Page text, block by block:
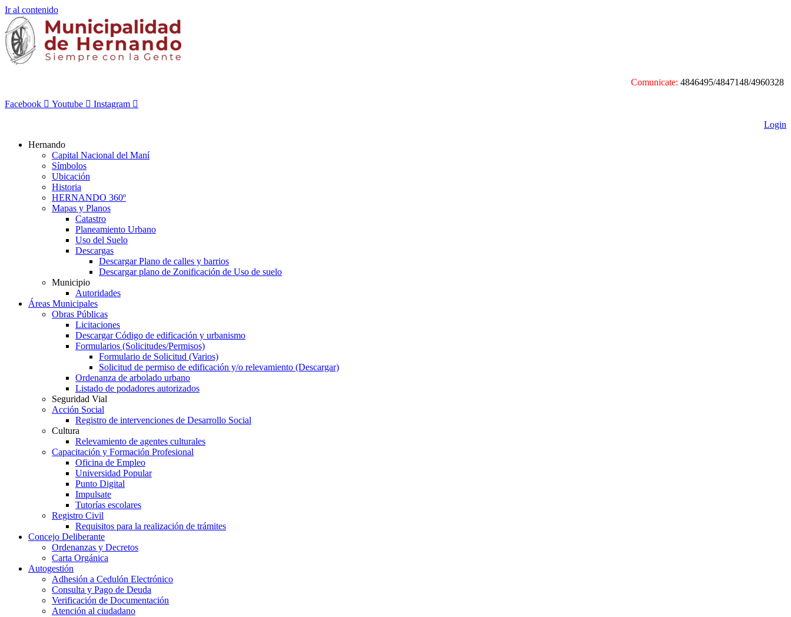
Ir al contenido
Comunicate: 4846495/4847148/4960328
Facebook Youtube Instagram
Login
Hernando
Capital Nacional del Maní
Símbolos
Ubicación
Historia
HERNANDO 360º
Mapas y Planos
Catastro
Planeamiento Urbano
Uso del Suelo
Descargas
Descargar Plano de calles y barrios
Descargar plano de Zonificación de Uso de suelo
Municipio
Autoridades
Áreas Municipales
Obras Públicas
Licitaciones
Descargar Código de edificación y urbanismo
Formularios (Solicitudes/Permisos)
Formulario de Solicitud (Varios)
Solicitud de permiso de edificación y/o relevamiento (Descargar)
Ordenanza de arbolado urbano
Listado de podadores autorizados
Seguridad Vial
Acción Social
Registro de intervenciones de Desarrollo Social
Cultura
Relevamiento de agentes culturales
Capacitación y Formación Profesional
Oficina de Empleo
Universidad Popular
Punto Digital
Impulsate
Tutorías escolares
Registro Civil
Requisitos para la realización de trámites
Concejo Deliberante
Ordenanzas y Decretos
Carta Orgánica
Autogestión
Adhesión a Cedulón Electrónico
Consulta y Pago de Deuda
Verificación de Documentación
Atención al ciudadano